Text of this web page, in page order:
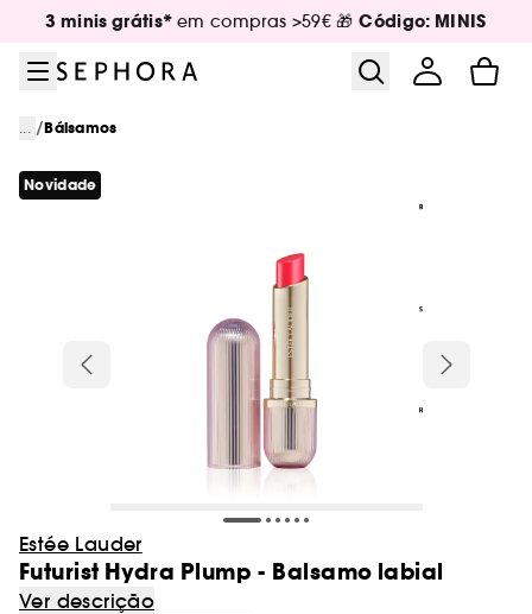
Ir para o menu
Ir para o conteúdo principal
Ir para o rodapé
3 minis grátis* em compras >59€ 🎁Código: MINIS
... /Bálsamos
Novidade
Estée Lauder
Futurist Hydra Plump - Balsamo labial
Ver descrição